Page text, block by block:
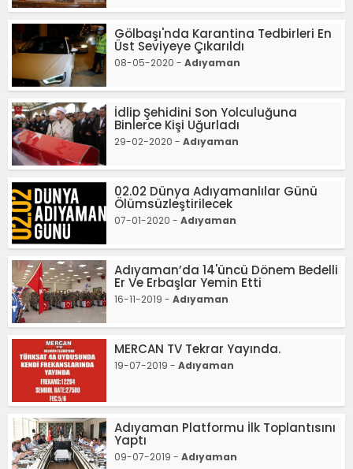
Gölbaşı'nda Karantina Tedbirleri En
Üst Seviyeye Çıkarıldı
08-05-2020 - Adıyaman
İdlip Şehidini Son Yolculuğuna
Binlerce Kişi Uğurladı
29-02-2020 - Adıyaman
02.02 Dünya Adıyamanlılar Günü
Ölümsüzleştirilecek
07-01-2020 - Adıyaman
Adıyaman’da 14'üncü Dönem Bedelli
Er Ve Erbaşlar Yemin Etti
16-11-2019 - Adıyaman
MERCAN TV Tekrar Yayında.
19-07-2019 - Adıyaman
Adıyaman Platformu İlk Toplantısını
Yaptı
09-07-2019 - Adıyaman